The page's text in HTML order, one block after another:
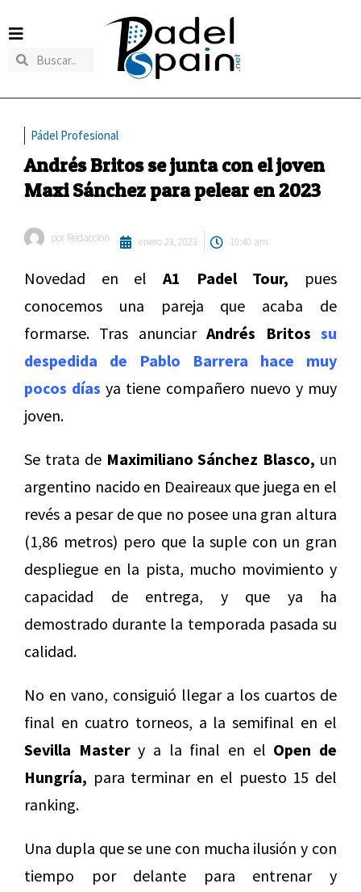
Pádel Profesional
Andrés Britos se junta con el joven
Maxi Sánchez para pelear en 2023
por Redaccion enero 23, 2023 10:40 am
Novedad en el A1 Padel Tour, pues
conocemos una pareja que acaba de
formarse. Tras anunciarAndrés Britos su
despedida de Pablo Barrera hace muy
pocos días ya tiene compañero nuevo y muy
joven.
Se trata de Maximiliano Sánchez Blasco, un
argentino nacido en Deaireaux que juega en el
revés a pesar de que no posee una gran altura
(1,86 metros) pero que la suple con un gran
despliegue en la pista, mucho movimiento y
capacidad de entrega, y que ya ha
demostrado durante la temporada pasada su
calidad.
No en vano, consiguió llegar a los cuartos de
final en cuatro torneos, a la semifinal en el
Sevilla Mastery a la final en el Open de
Hungría, para terminar en el puesto 15 del
ranking.
Una dupla que se une con mucha ilusión y con
tiempo por delante para entrenar y